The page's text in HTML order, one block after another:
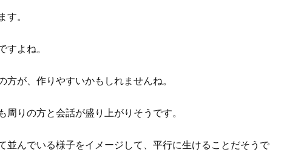
す。
すよね。
が、作りやすいかもしれませんね。
りの方と会話が盛り上がりそうです。
並んでいる様子をイメージして、平行に生けることだそうで